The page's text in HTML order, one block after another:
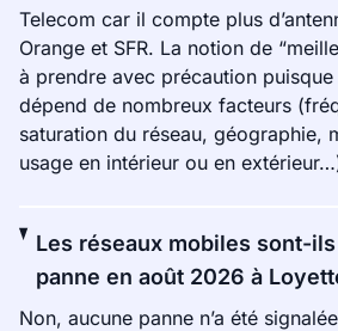
Telecom car il compte plus
Orange et SFR. La notion de
à prendre avec précaution
dépend de nombreux facteurs
saturation du réseau, géographie,
usage en intérieur ou en
Les réseaux mobiles sont-
panne en août 2026 à
Non, aucune panne n’a été